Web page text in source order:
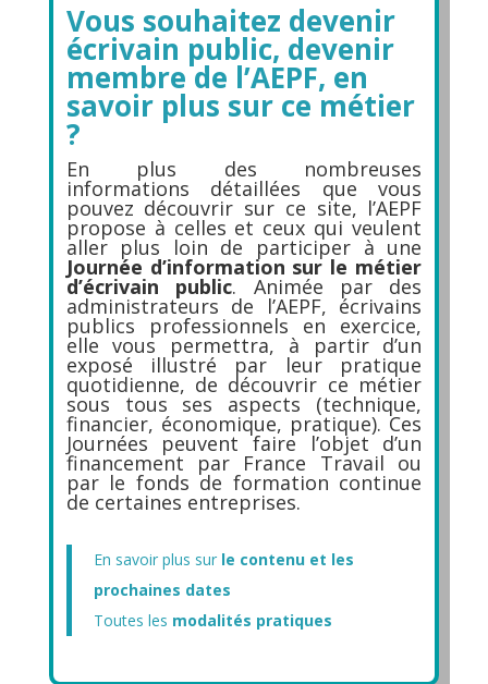
Vous souhaitez devenir
écrivain public, devenir
membre de l’AEPF, en
savoir plus sur ce métier
?
En plus des nombreuses
informations détaillées que vous
pouvez découvrir sur ce site, l’AEPF
propose à celles et ceux qui veulent
aller plus loin de participer à une
Journée d’information sur le métier
d’écrivain public. Animée par des
administrateurs de l’AEPF, écrivains
publics professionnels en exercice,
elle vous permettra, à partir d’un
exposé illustré par leur pratique
quotidienne, de découvrir ce métier
sous tous ses aspects (technique,
financier, économique, pratique). Ces
Journées peuvent faire l’objet d’un
financement par France Travail ou
par le fonds de formation continue
de certaines entreprises.
En savoir plus sur le contenu et les
prochaines dates
Toutes les modalités pratiques